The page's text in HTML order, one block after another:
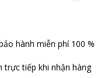
hành miễn phí 100 %
trực tiếp khi nhận hàng